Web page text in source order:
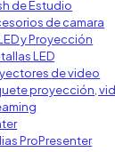
de Estudio
de camara
y Proyección
LED
de video
proyección,
ProPresenter